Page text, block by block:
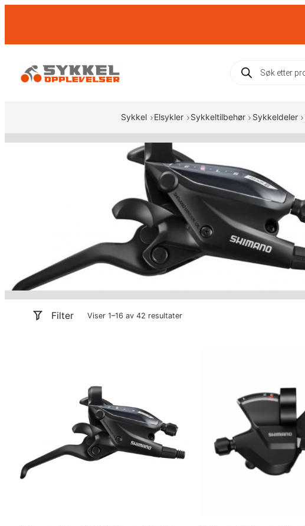
Products
search
Sykkel Elsykler Sykkeltilbehør Sykkeldeler
Filter Viser 1–16 av 42 resultater